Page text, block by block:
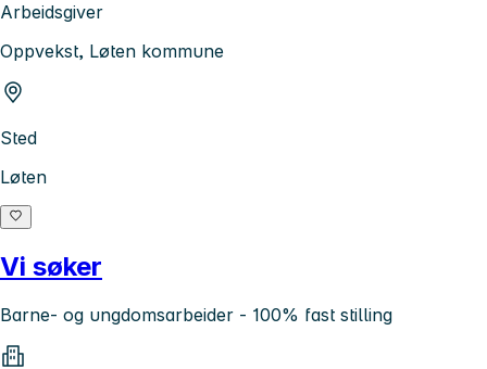
Arbeidsgiver
Oppvekst, Løten kommune
Sted
Løten
Vi søker
Barne- og ungdomsarbeider - 100% fast stilling